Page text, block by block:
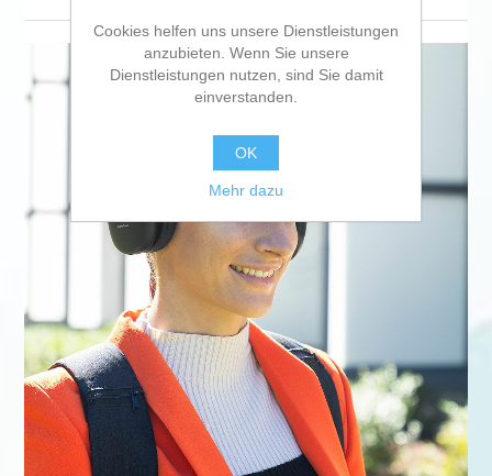
Cookies helfen uns unsere Dienstleistungen
anzubieten. Wenn Sie unsere
Dienstleistungen nutzen, sind Sie damit
einverstanden.
OK
Mehr dazu